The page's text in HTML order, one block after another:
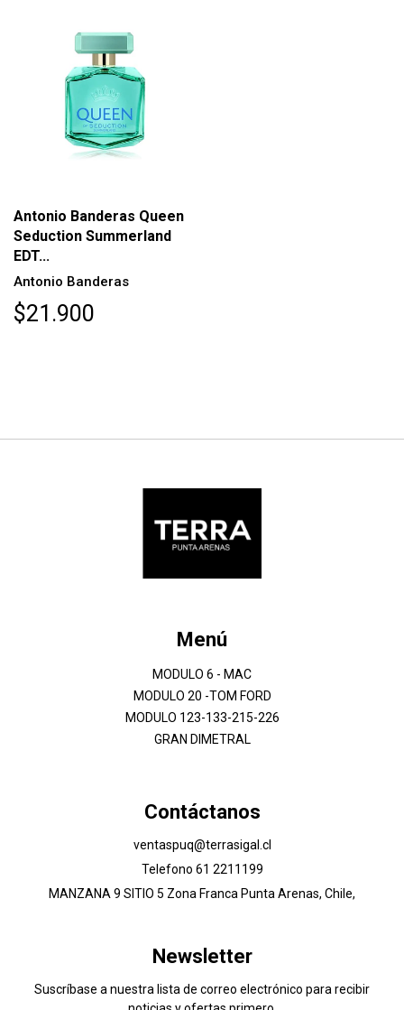
Antonio Banderas Queen
Seduction Summerland
EDT...
Antonio Banderas
$21.900
Menú
MODULO 6 - MAC
MODULO 20 -TOM FORD
MODULO 123-133-215-226
GRAN DIMETRAL
Contáctanos
ventaspuq@terrasigal.cl
Telefono 61 2211199
MANZANA 9 SITIO 5 Zona Franca Punta Arenas, Chile,
Newsletter
Suscríbase a nuestra lista de correo electrónico para recibir